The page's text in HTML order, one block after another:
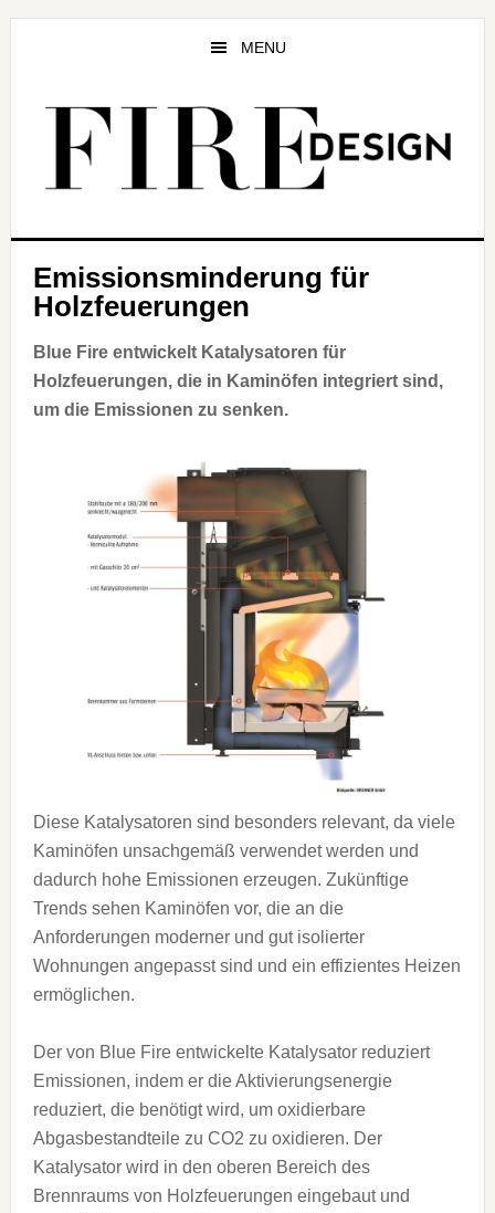
MENU
Emissionsminderung für
Holzfeuerungen
Blue Fire entwickelt Katalysatoren für
Holzfeuerungen, die in Kaminöfen integriert sind,
um die Emissionen zu senken.
Diese Katalysatoren sind besonders relevant, da viele
Kaminöfen unsachgemäß verwendet werden und
dadurch hohe Emissionen erzeugen. Zukünftige
Trends sehen Kaminöfen vor, die an die
Anforderungen moderner und gut isolierter
Wohnungen angepasst sind und ein effizientes Heizen
ermöglichen.
Der von Blue Fire entwickelte Katalysator reduziert
Emissionen, indem er die Aktivierungsenergie
reduziert, die benötigt wird, um oxidierbare
Abgasbestandteile zu CO2 zu oxidieren. Der
Katalysator wird in den oberen Bereich des
Brennraums von Holzfeuerungen eingebaut und